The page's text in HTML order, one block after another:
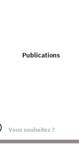
Publications